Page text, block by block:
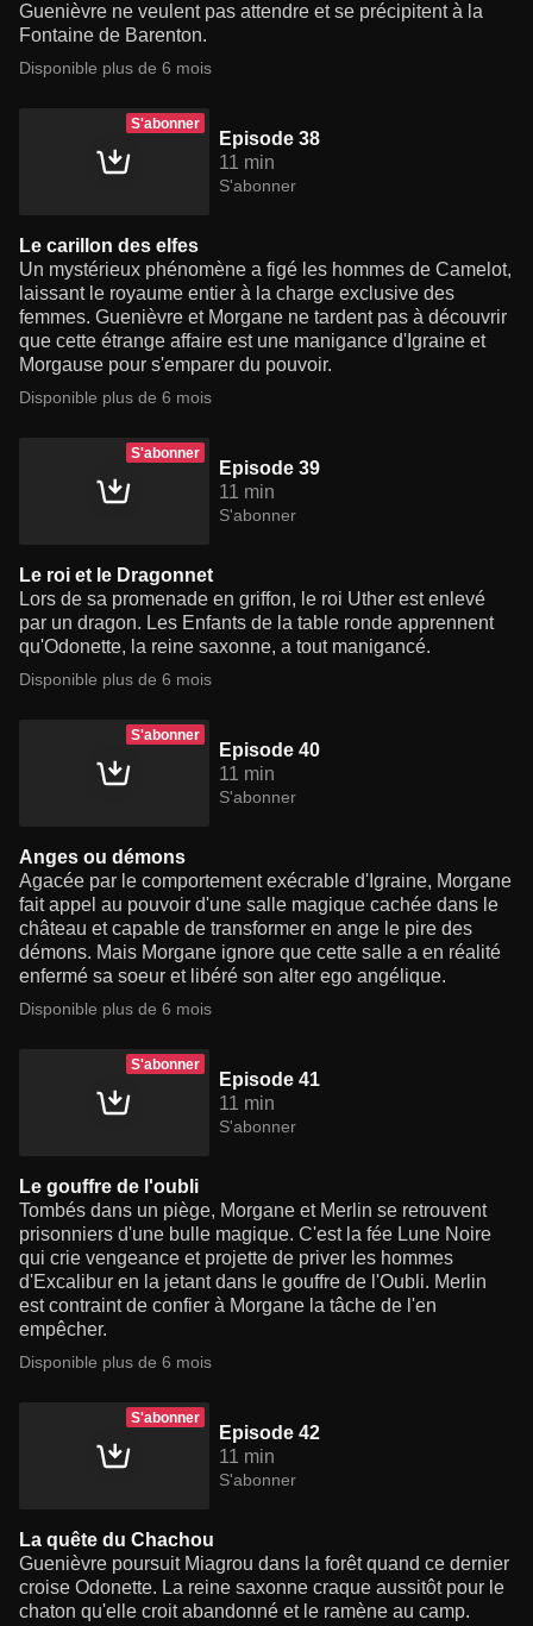
Guenièvre ne veulent pas attendre et se précipitent à la
Fontaine de Barenton.
Disponible plus de 6 mois
S'abonner
Episode 38
11 min
S'abonner
Le carillon des elfes
Un mystérieux phénomène a figé les hommes de Camelot,
laissant le royaume entier à la charge exclusive des
femmes. Guenièvre et Morgane ne tardent pas à découvrir
que cette étrange affaire est une manigance d'Igraine et
Morgause pour s'emparer du pouvoir.
Disponible plus de 6 mois
S'abonner
Episode 39
11 min
S'abonner
Le roi et le Dragonnet
Lors de sa promenade en griffon, le roi Uther est enlevé
par un dragon. Les Enfants de la table ronde apprennent
qu'Odonette, la reine saxonne, a tout manigancé.
Disponible plus de 6 mois
S'abonner
Episode 40
11 min
S'abonner
Anges ou démons
Agacée par le comportement exécrable d'Igraine, Morgane
fait appel au pouvoir d'une salle magique cachée dans le
château et capable de transformer en ange le pire des
démons. Mais Morgane ignore que cette salle a en réalité
enfermé sa soeur et libéré son alter ego angélique.
Disponible plus de 6 mois
S'abonner
Episode 41
11 min
S'abonner
Le gouffre de l'oubli
Tombés dans un piège, Morgane et Merlin se retrouvent
prisonniers d'une bulle magique. C'est la fée Lune Noire
qui crie vengeance et projette de priver les hommes
d'Excalibur en la jetant dans le gouffre de l'Oubli. Merlin
est contraint de confier à Morgane la tâche de l'en
empêcher.
Disponible plus de 6 mois
S'abonner
Episode 42
11 min
S'abonner
La quête du Chachou
Guenièvre poursuit Miagrou dans la forêt quand ce dernier
croise Odonette. La reine saxonne craque aussitôt pour le
chaton qu'elle croit abandonné et le ramène au camp.